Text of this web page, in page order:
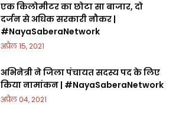
एक किलोमीटर का छोटा सा बाजार, दो
दर्जन से अधिक सरकारी नौकर |
#NayaSaberaNetwork
अप्रैल 15, 2021
अभिनेत्री ने जिला पंचायत सदस्य पद के लिए
किया नामांकन | #NayaSaberaNetwork
अप्रैल 04, 2021